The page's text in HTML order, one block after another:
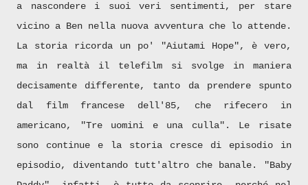
a nascondere i suoi veri sentimenti, per stare
vicino a Ben nella nuova avventura che lo attende.
La storia ricorda un po' "Aiutami Hope", è vero,
ma in realtà il telefilm si svolge in maniera
decisamente differente, tanto da prendere spunto
dal film francese dell'85, che rifecero in
americano, "Tre uomini e una culla". Le risate
sono continue e la storia cresce di episodio in
episodio, diventando tutt'altro che banale. "Baby